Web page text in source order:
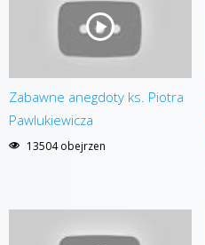
Zabawne anegdoty ks. Piotra
Pawlukiewicza
13504 obejrzen